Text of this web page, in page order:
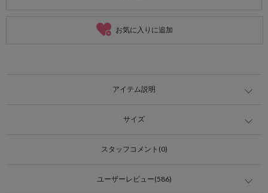
お気に入りに追加
アイテム説明
サイズ
スタッフコメント(0)
ユーザーレビュー(586)